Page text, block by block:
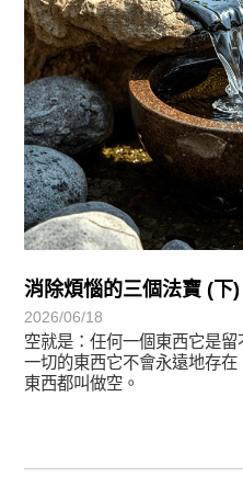
消除煩惱的三個法寶 (下)
2026/06/18
空就是：任何一個東西它是留
一切的東西它不會永遠地存
東西都叫做空。